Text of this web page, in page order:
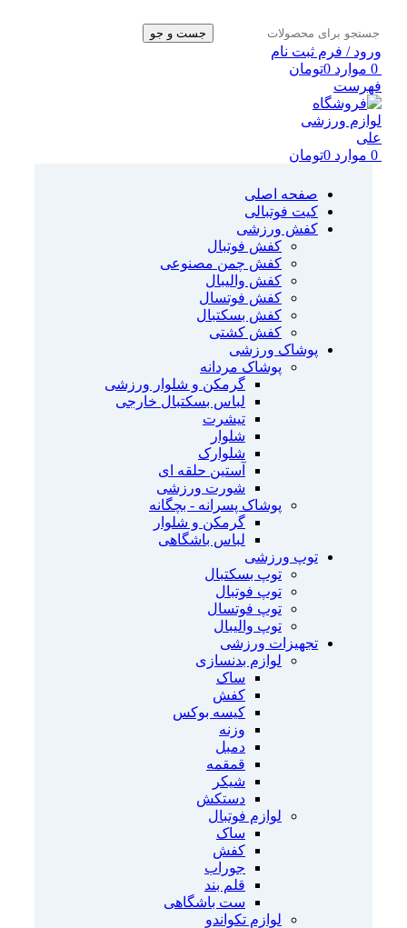
جست و جو
ورود / فرم ثبت نام
0 موارد 0تومان
فهرست
0 موارد 0تومان
صفحه اصلی
کیت فوتبالی
کفش ورزشی
کفش فوتبال
کفش چمن مصنوعی
کفش والیبال
کفش فوتسال
کفش بسکتبال
کفش کشتی
پوشاک ورزشی
پوشاک مردانه
گرمکن و شلوار ورزشی
لباس بسکتبال خارجی
تیشرت
شلوار
شلوارک
آستین حلقه ای
شورت ورزشی
پوشاک پسرانه - بچگانه
گرمکن و شلوار
لباس باشگاهی
توپ ورزشی
توپ بسکتبال
توپ فوتبال
توپ فوتسال
توپ والیبال
تجهیزات ورزشی
لوازم بدنسازی
ساک
کفش
کیسه بوکس
وزنه
دمبل
قمقمه
شیکر
دستکش
لوازم فوتبال
ساک
کفش
جوراب
قلم بند
ست باشگاهی
لوازم تکواندو